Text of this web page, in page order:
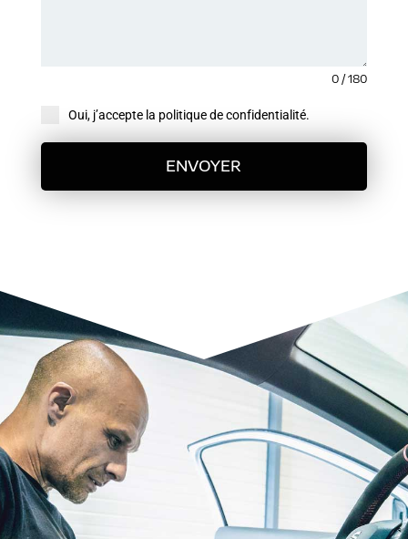
0 / 180
Oui, j’accepte la politique de confidentialité.
ENVOYER